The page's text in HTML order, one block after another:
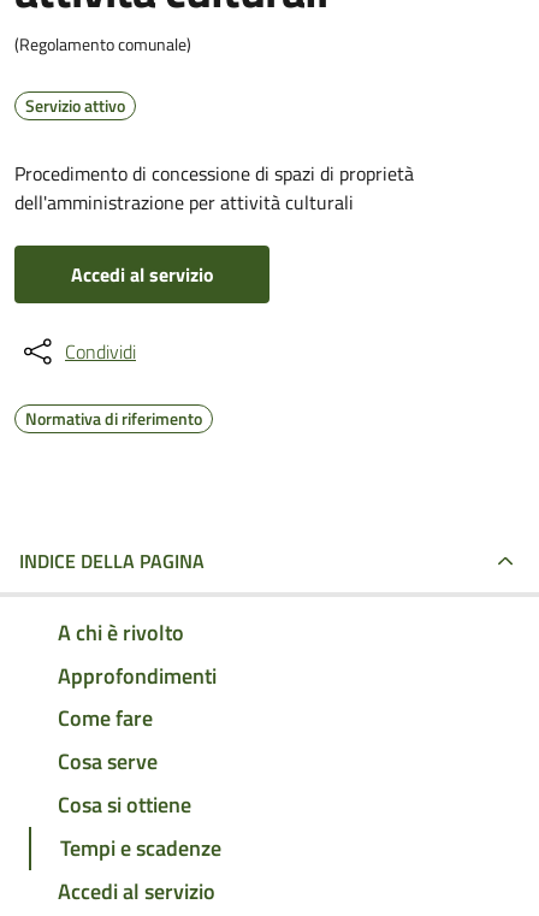
(Regolamento comunale)
Servizio attivo
Procedimento di concessione di spazi di proprietà
dell'amministrazione per attività culturali
Accedi al servizio
Condividi
Normativa di riferimento
INDICE DELLA PAGINA
A chi è rivolto
Approfondimenti
Come fare
Cosa serve
Cosa si ottiene
Tempi e scadenze
Accedi al servizio